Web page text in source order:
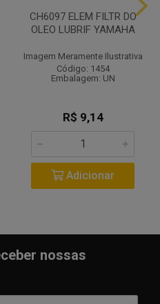
CH6097 ELEM FILTR DO
OLEO LUBRIF YAMAHA
Imagem Meramente Ilustrativa
Código: 1454
Embalagem: UN
R$ 9,14
Adicionar
nossas